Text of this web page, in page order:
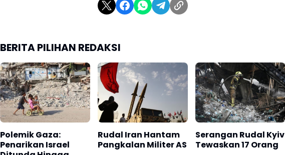
BERITA PILIHAN REDAKSI
Polemik Gaza:
Penarikan Israel
Rudal Iran Hantam
Pangkalan Militer AS
Serangan Rudal Kyiv
Tewaskan 17 Orang